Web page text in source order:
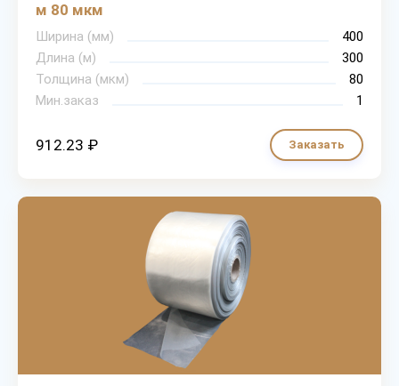
м 80 мкм
Ширина (мм)
400
Длина (м)
300
Толщина (мкм)
80
Мин.заказ
1
912.23 ₽ Заказать